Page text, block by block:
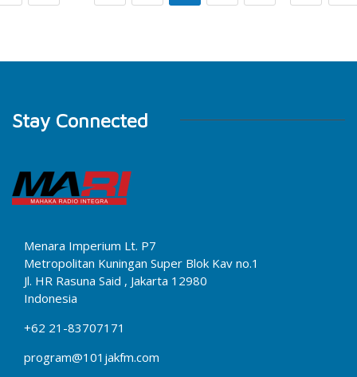
Stay Connected
Menara Imperium Lt. P7
Metropolitan Kuningan Super Blok Kav no.1
Jl. HR Rasuna Said , Jakarta 12980
Indonesia
+62 21-83707171
program@101jakfm.com